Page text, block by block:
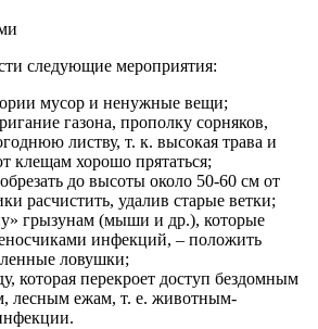
следующие мероприятия:
мусор и ненужные вещи;
газона, прополку сорняков,
листву, т. к. высокая трава и
клещам хорошо прятаться;
до высоты около 50-60 см от
расчистить, удалив старые ветки;
грызунам (мыши и др.), которые
инфекций, – положить
ловушки;
которая перекроет доступ бездомным
лесным ежам, т. е. животным-